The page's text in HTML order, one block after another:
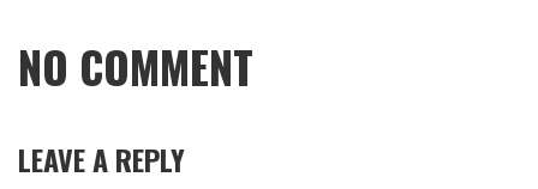
NO COMMENT
LEAVE A REPLY